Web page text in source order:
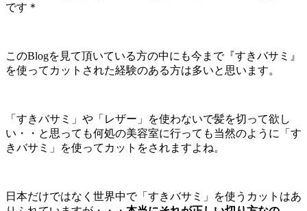
です＊
このBlogを見て頂いている方の中にも今まで『すきバサミ』
を使ってカットされた経験のある方は多いと思います。
「すきバサミ」や「レザー」を使わないで髪を切って欲し
い・・と思っても何処の美容室に行っても当然のように「す
きバサミ」を使ってカットをされますよね。
日本だけではなく世界中で「すきバサミ」を使うカットはあ